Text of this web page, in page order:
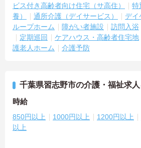
ビス付き高齢者向け住宅（サ高住）
特
養）
通所介護（デイサービス） デイ
ループホーム
障がい者施設 訪問入浴
定期巡回
ケアハウス・高齢者住宅地
護老人ホーム
介護予防
千葉県習志野市の介護・福祉求
時給
850円以上 1000円以上 1200円以上
以上